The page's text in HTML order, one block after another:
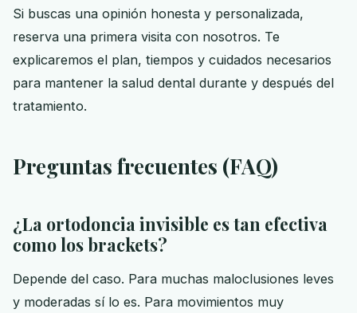
Si buscas una opinión honesta y personalizada,
reserva una primera visita con nosotros. Te
explicaremos el plan, tiempos y cuidados necesarios
para mantener la salud dental durante y después del
tratamiento.
Preguntas frecuentes (FAQ)
¿La ortodoncia invisible es tan efectiva
como los brackets?
Depende del caso. Para muchas maloclusiones leves
y moderadas sí lo es. Para movimientos muy